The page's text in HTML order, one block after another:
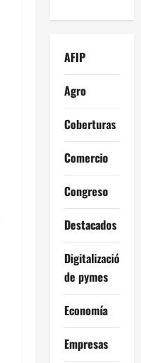
AFIP
Agro
Coberturas
Comercio
Congreso
Destacados
Digitalización
de pymes
Economía
Empresas